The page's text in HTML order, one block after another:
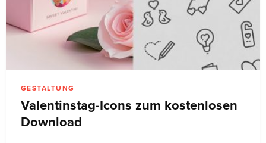
GESTALTUNG
Valentinstag-Icons zum kostenlosen
Download